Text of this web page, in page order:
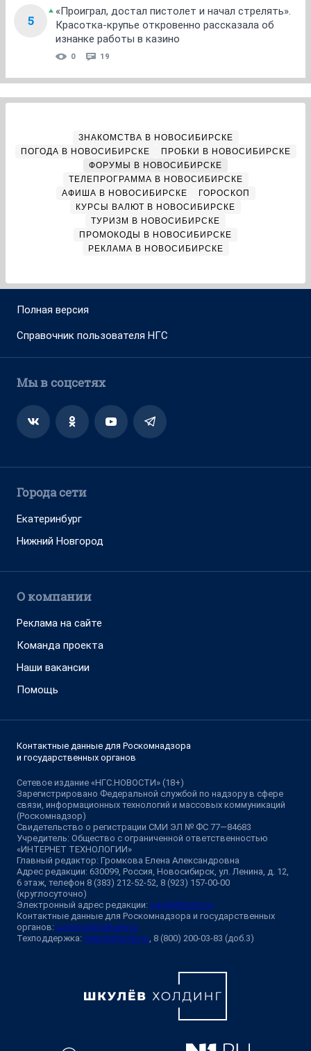
5
«Проиграл, достал пистолет и начал стрелять».
Красотка-крупье откровенно рассказала об
изнанке работы в казино
0 19
ЗНАКОМСТВА В НОВОСИБИРСКЕ
ПОГОДА В НОВОСИБИРСКЕ
ПРОБКИ В НОВОСИБИРСКЕ
ФОРУМЫ В НОВОСИБИРСКЕ
ТЕЛЕПРОГРАММА В НОВОСИБИРСКЕ
АФИША В НОВОСИБИРСКЕ
ГОРОСКОП
КУРСЫ ВАЛЮТ В НОВОСИБИРСКЕ
ТУРИЗМ В НОВОСИБИРСКЕ
ПРОМОКОДЫ В НОВОСИБИРСКЕ
РЕКЛАМА В НОВОСИБИРСКЕ
Полная версия
Справочник пользователя НГС
Мы в соцсетях
Города сети
Екатеринбург
Нижний Новгород
О компании
Реклама на сайте
Команда проекта
Наши вакансии
Помощь
Контактные данные для Роскомнадзора
и государственных органов
Сетевое издание «НГС.НОВОСТИ» (18+)
Зарегистрировано Федеральной службой по надзору в сфере
связи, информационных технологий и массовых коммуникаций
(Роскомнадзор)
Свидетельство о регистрации СМИ ЭЛ № ФС 77—84683
Учредитель: Общество с ограниченной ответственностью
«ИНТЕРНЕТ ТЕХНОЛОГИИ»
Главный редактор: Громкова Елена Александровна
Адрес редакции: 630099, Россия, Новосибирск, ул. Ленина, д. 12,
6 этаж, телефон 8 (383) 212-52-52, 8 (923) 157-00-00
(круглосуточно)
Электронный адрес редакции: ngs@shkulev.ru
Контактные данные для Роскомнадзора и государственных
органов: juristnsk@shkulev.ru
Техподдержка: help@shkulev.ru, 8 (800) 200-03-83 (доб.3)